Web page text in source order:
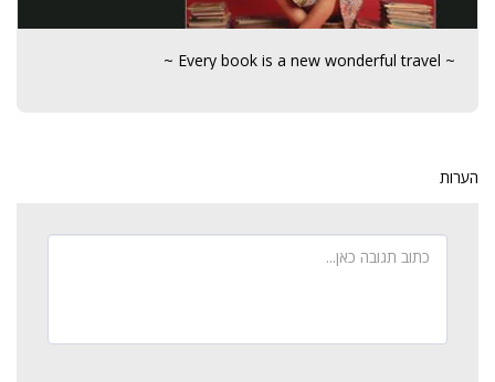
~ Every book is a new wonderful travel ~
הערות